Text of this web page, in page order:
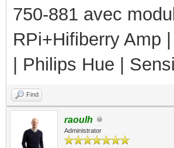
750-881 avec
RPi+Hifiberry Amp
| Philips Hue |
Find
raoulh
Administrator